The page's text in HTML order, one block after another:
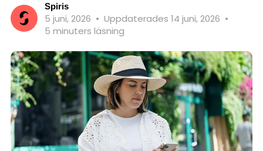
Spiris
5 juni, 2026 • Uppdaterades 14 juni, 2026 •
5 minuters läsning